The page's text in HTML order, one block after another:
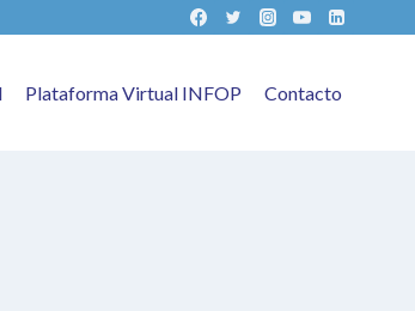
Plataforma Virtual INFOP Contacto